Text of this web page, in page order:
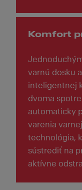
Komfort
varnú dosku
inteligentnej
dvoma
automaticky
varenia
technológia,
sústrediť na
aktívne